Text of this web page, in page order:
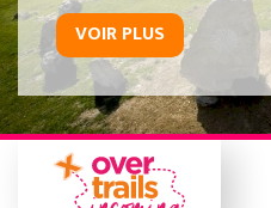
VOIR PLUS